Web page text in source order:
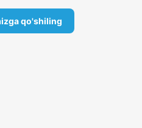
qo'shiling